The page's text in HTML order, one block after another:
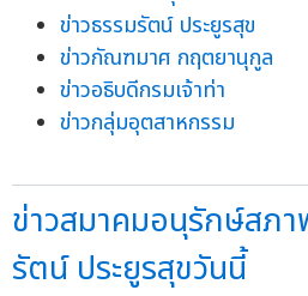
ข่าวธรรมรัตน์ ประยูรสุข
ข่าวกัณฑมาศ กฤตยานุกูล
ข่าวอธิบดีกรมเจ้าท่า
ข่าวกลุ่มอุตสาหกรรม
ข่าวสมาคมอนุรักษ์สภ
รัตน์ ประยูรสุขวันนี้